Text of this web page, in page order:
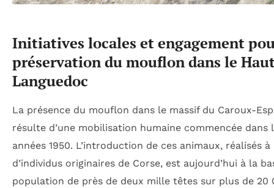
Initiatives locales et engagement
préservation du mouflon dans le
Languedoc
La présence du mouflon dans le massif du Caroux-
résulte d’une mobilisation humaine commencée dans
années 1950. L’introduction de ces animaux, réalisés
d’individus originaires de Corse, est aujourd’hui à la
population de près de deux mille têtes sur plus de 20